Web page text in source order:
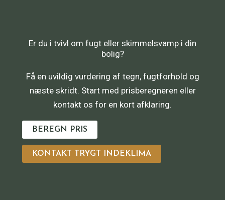
Er du i tvivl om fugt eller skimmelsvamp i din
bolig?
Få en uvildig vurdering af tegn, fugtforhold og
næste skridt. Start med prisberegneren eller
kontakt os for en kort afklaring.
BEREGN PRIS
KONTAKT TRYGT INDEKLIMA